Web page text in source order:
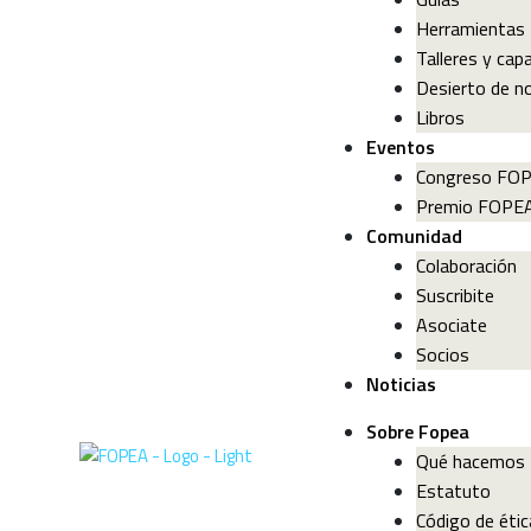
Herramientas
Talleres y
Desierto de
Libros
Eventos
Congreso
Premio
Comunidad
Colaboración
Suscribite
Asociate
Socios
Noticias
Sobre Fopea
Qué hacemos
Estatuto
Código de